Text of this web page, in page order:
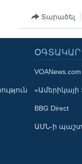
Տարածել
ՕԳՏԱԿԱՐ
VOANews.com
«Ամերիկայի
BBG Direct
ԱՄՆ-ի